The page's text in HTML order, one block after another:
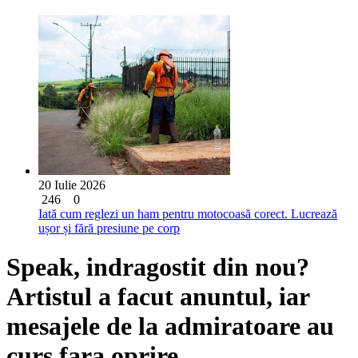
20 Iulie 2026
246
0
Iată cum reglezi un ham pentru motocoasă corect. Lucrează
ușor și fără presiune pe corp
Speak, indragostit din nou?
Artistul a facut anuntul, iar
mesajele de la admiratoare au